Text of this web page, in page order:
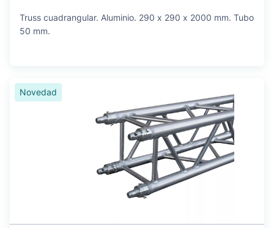
Truss cuadrangular. Aluminio. 290 x 290 x 2000 mm. Tubo
50 mm.
Novedad